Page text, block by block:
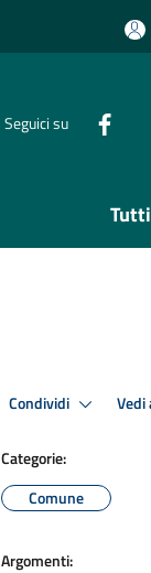
Seguici su
Condividi Vedi
Categorie:
Comune
Argomenti: